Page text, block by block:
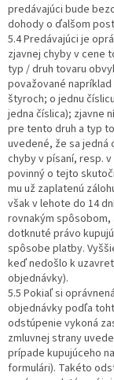
predávajúci bude
dohody o ďalšom
5.4 Predávajúci je
zjavnej chyby v cene
typ / druh tovaru
považované
štyroch; o jednu
jedna číslica); zjavne
pre tento druh a typ
uvedené, že sa jedná
chyby v písaní, resp.
povinný o tejto
mu už zaplatenú
však v lehote do 14
rovnakým spôsobom,
dotknuté právo
spôsobe platby.
keď nedošlo k
objednávky).
5.5 Pokiaľ si
objednávky podľa
odstúpenie vykoná
zmluvnej strany
prípade kupujúceho
formulári). Takéto